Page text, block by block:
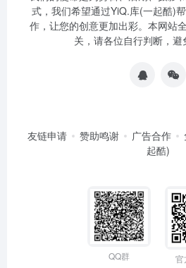
式，我们希望通过YiQ.库(一起酷)
作，让您的创意更加出彩。本网站
关，请各位自行判断，避
友链申请 赞助鸣谢 广告合作
起酷)
QQ群 官